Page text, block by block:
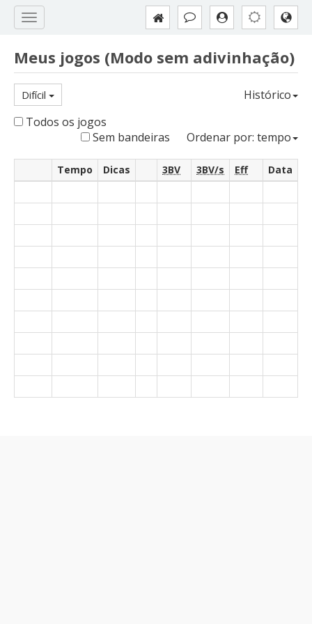
Meus jogos (Modo sem adivinhação)
Difícil
Histórico
Todos os jogos
Sem bandeiras
Ordenar por: tempo
Tempo Dicas 3BV 3BV/s Eff Data